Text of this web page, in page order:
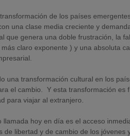
de los países
una clase media creciente y
que genera una doble frustración, la
claro exponente ) y una absoluta
una transformación cultural en los
el cambio. Y esta transformación es
para viajar al extranjero.
llamada hoy en día es el acceso
de libertad y de cambio de los jóvenes